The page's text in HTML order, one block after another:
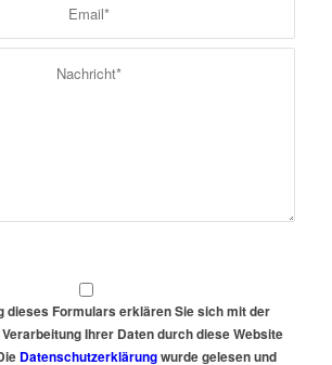
dieses Formulars erklären Sie sich mit der
Ihrer Daten durch diese Website
Datenschutzerklärungwurde gelesen und